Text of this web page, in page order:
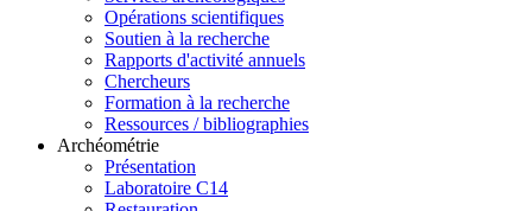
Opérations scientifiques
Soutien à la recherche
Rapports d'activité annuels
Chercheurs
Formation à la recherche
Ressources / bibliographies
Archéométrie
Présentation
Laboratoire C14